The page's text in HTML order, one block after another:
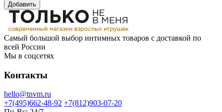
Добавить
Самый большой выбор интимных товаров с доставкой по
всей России
Мы в соцсетях
Контакты
hello@tnvm.ru
+7(495)662-48-92 +7(812)903-07-20